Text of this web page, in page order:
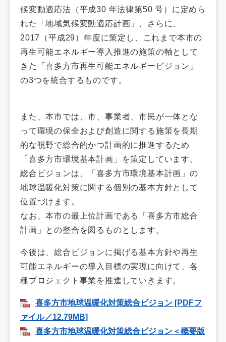
候変動適応法（平成30 年法律第50 号）に定めら
れた「地域気候変動適応計画」、さらに、
2017（平成29）年度に策定し、これまで本市の
再生可能エネルギー導入推進の施策の軸として
きた「喜多方市再生可能エネルギービジョン」
の3つを統合するものです。
また、本市では、市、事業者、市民が一体とな
って環境の保全および創造に関する施策を長期
的な視野で総合的かつ計画的に推進するため
「喜多方市環境基本計画」を策定しています。
総合ビジョンは、「喜多方市環境基本計画」の
地球温暖化対策に関する個別の基本方針として
位置づけます。
なお、本市の最上位計画である「喜多方市総合
計画」との整合を図るものとします。
今後は、総合ビジョンに掲げる基本方針や再生
可能エネルギーの導入目標の実現に向けて、各
種プロジェクト事業を推進していきます。
喜多方市地球温暖化対策総合ビジョン [PDFフ
ァイル／12.79MB]
喜多方市地球温暖化対策総合ビジョン＜概要版